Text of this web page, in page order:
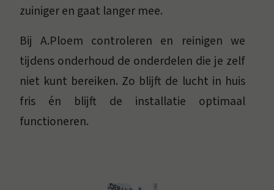
zuiniger en gaat langer mee.
Bij A.Ploem controleren en reinigen we
tijdens onderhoud de onderdelen die je zelf
niet kunt bereiken. Zo blijft de lucht in huis
fris én blijft de installatie optimaal
functioneren.